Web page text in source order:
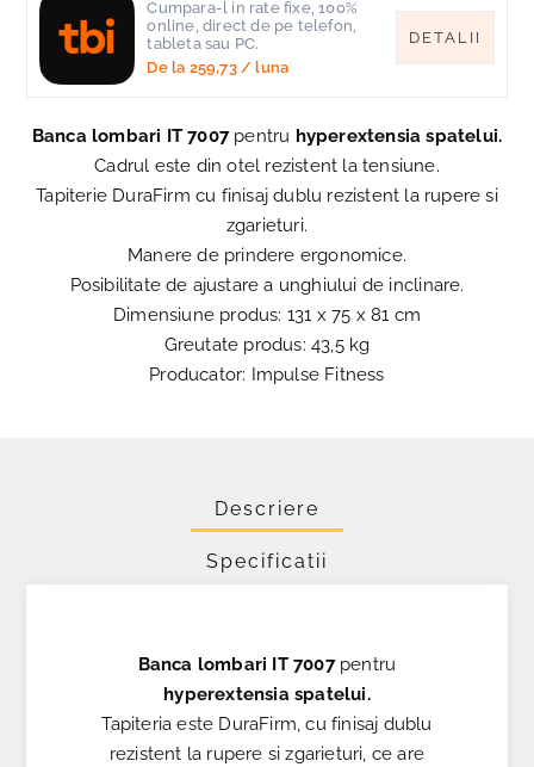
Cumpara-l in rate fixe, 100%
online, direct de pe telefon,
tableta sau PC.
De la 259,73/ luna
DETALII
Banca lombari IT 7007pentru hyperextensia spatelui.
Cadrul este din otel rezistent la tensiune.
Tapiterie DuraFirm cu finisaj dublu rezistent la rupere si
zgarieturi.
Manere de prindere ergonomice.
Posibilitate de ajustare a unghiului de inclinare.
Dimensiune produs: 131 x 75 x 81 cm
Greutate produs: 43,5 kg
Producator: Impulse Fitness
Descriere
Specificatii
Banca lombari IT 7007pentru
hyperextensia spatelui.
Tapiteria este DuraFirm, cu finisaj dublu
rezistent la rupere si zgarieturi, ce are